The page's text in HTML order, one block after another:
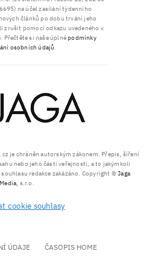
je chráněn autorským zákonem. Přepis, šíření
nebo jeho části veřejnosti, a to jakýmkoli
redakce zakázáno. Copyright ©Jaga
Media, s.r.o.
cookie souhlasy
na účel zasílání týdenního
článků po dobu trvání jeho
zrušit pomocí odkazu uvedeného v
Přečtěte si naše úplnépodmínky
osobních údajů.
ÚDAJE ČASOPIS HOME